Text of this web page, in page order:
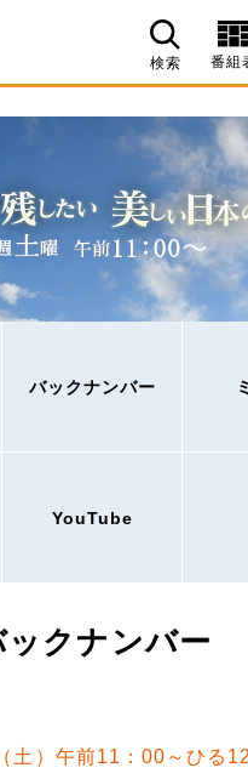
検索 番組
バックナンバー
YouTube
ックナンバー
土）午前11：00～ひる